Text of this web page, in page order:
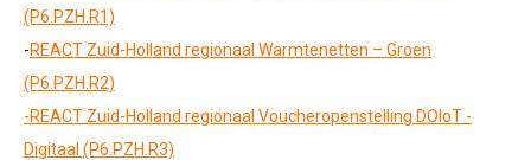
(P6.PZH.R1)
-REACT Zuid-Holland regionaal Warmtenetten – Groen
(P6.PZH.R2)
-REACT Zuid-Holland regionaal Voucheropenstelling DOIoT -
Digitaal (P6.PZH.R3)